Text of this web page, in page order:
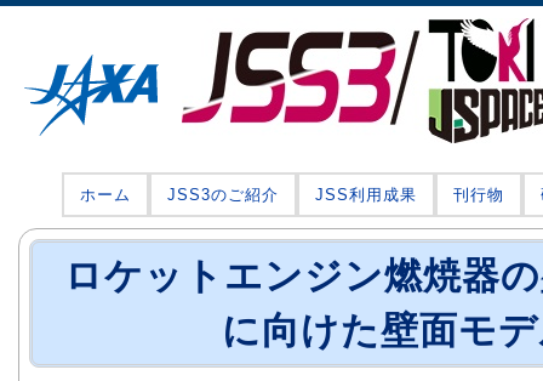
ホーム JSS3のご紹介 JSS利用成果 刊行物
ロケットエンジン燃焼器
に向けた壁面モ